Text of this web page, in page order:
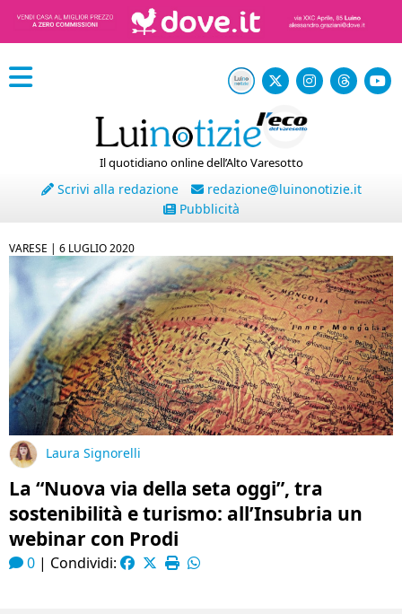
Il quotidiano online dell’Alto Varesotto
Scrivi alla redazione
redazione@luinonotizie.it
Pubblicità
VARESE | 6 LUGLIO 2020
Laura Signorelli
La “Nuova via della seta oggi”, tra
sostenibilità e turismo: all’Insubria un
webinar con Prodi
0 | Condividi: